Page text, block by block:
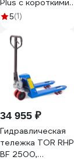
Plus с короткими
вилами и
колесами 80SPDP
5(1)
34 955 ₽
Гидравлическая
тележка TOR RHP
BF 2500,